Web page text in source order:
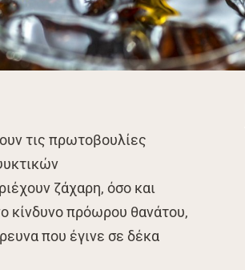
τις πρωτοβουλίες
ζάχαρη, όσο και
κίνδυνο πρόωρου θανάτου,
που έγινε σε δέκα